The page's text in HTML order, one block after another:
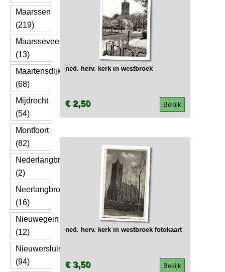
Maarssen
(219)
Maarsseveen
(13)
Maartensdijk
(68)
Mijdrecht
(54)
Montfoort
(82)
Nederlangbroek
(2)
Neerlangbroek
(16)
Nieuwegein
(12)
Nieuwersluis
(94)
ned. herv. kerk in westbroek
Bekijk
€ 2,50
ned. herv. kerk in westbroek fotokaart
Bekijk
€ 3,50